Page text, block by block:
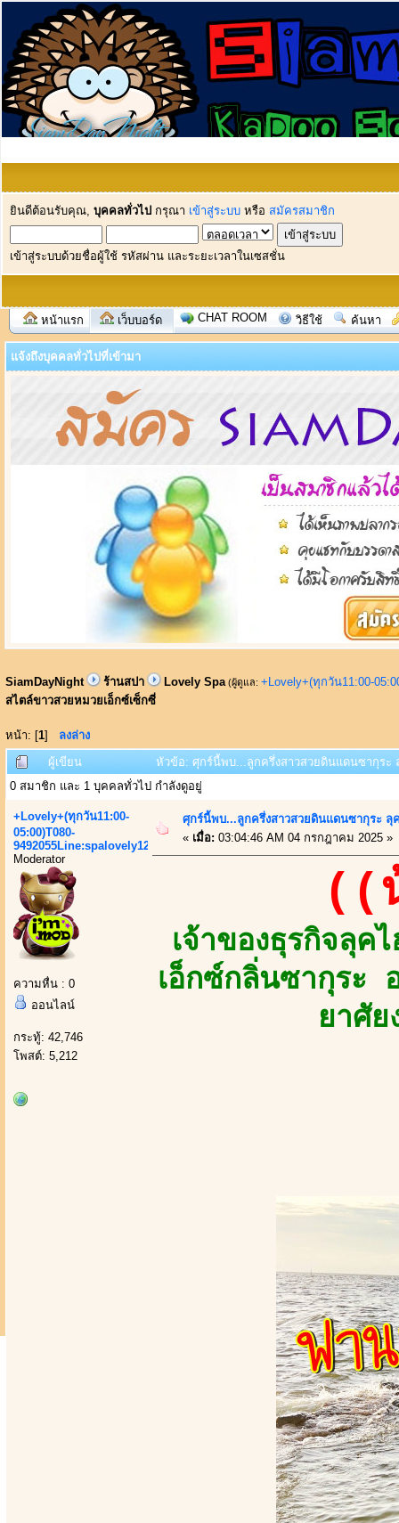
ยินดีต้อนรับคุณ, บุคคลทั่วไป กรุณา เข้าสู่ระบบ หรือ สมัครสมาชิก
เข้าสู่ระบบด้วยชื่อผู้ใช้ รหัสผ่าน และระยะเวลาในเซสชั่น
หน้าแรก เว็บบอร์ด CHAT ROOM วิธีใช้ ค้นหา
แจ้งถึงบุคคลทั่วไปที่เข้ามา
SiamDayNight ร้านสปา Lovely Spa (ผู้ดูแล: +Lovely+(ทุกวัน11:00-
สไตล์ขาวสวยหมวยเอ็กซ์เซ็กซี่
หน้า: [1] ลงล่าง
ผู้เขียน
หัวข้อ: ศุกร์นี้พบ...ลูกครึ่งสาวสวยดินแดนซากุระ
0 สมาชิก และ 1 บุคคลทั่วไป กำลังดูอยู่
+Lovely+(ทุกวัน11:00-
05:00)T080-
9492055Line:spalovely123
Moderator
ความหื่น : 0
ออนไลน์
กระทู้: 42,746
โพสต์: 5,212
ศุกร์นี้พบ...ลูกครึ่งสาวสวยดินแดนซากุระ ลุ
« เมื่อ: 03:04:46 AM 04 กรกฎาคม 2025 »
((
เจ้าของธุรกิจลุ
เอ็กซ์กลิ่นซากุระ
ยาศัย